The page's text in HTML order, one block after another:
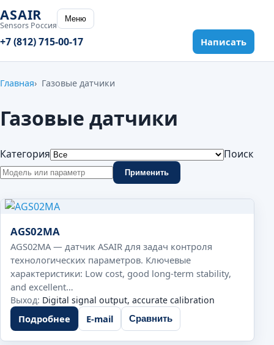
ASAIR
Sensors Россия
Меню
+7 (812) 715-00-17 Написать
Главная Газовые датчики
Газовые датчики
Категория Поиск
Применить
AGS02MA
AGS02MA — датчик ASAIR для задач контроля
технологических параметров. Ключевые
характеристики: Low cost, good long-term stability,
and excellent…
Выход: Digital signal output, accurate calibration
Подробнее E-mail Сравнить